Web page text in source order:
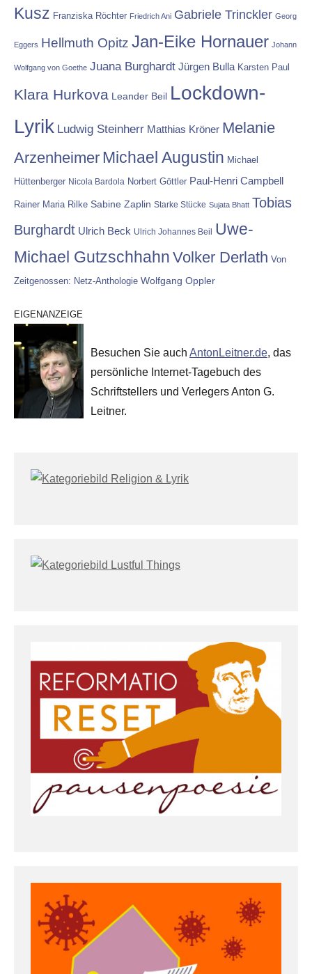
Kusz Franziska Röchter Friedrich Ani Gabriele Trinckler Georg
Eggers Hellmuth Opitz Jan-Eike Hornauer Johann
Wolfgang von Goethe Juana Burghardt Jürgen Bulla Karsten Paul
Klara Hurkova Leander Beil Lockdown-
Lyrik Ludwig Steinherr Matthias Kröner Melanie
Arzenheimer Michael Augustin Michael
Hüttenberger Nicola Bardola Norbert Göttler Paul-Henri Campbell
Rainer Maria Rilke Sabine Zaplin Starke Stücke Sujata Bhatt Tobias
Burghardt Ulrich Beck Ulrich Johannes Beil
Uwe-
Michael Gutzschhahn Volker Derlath Von
Zeitgenossen: Netz-Anthologie Wolfgang Oppler
EIGENANZEIGE
Besuchen Sie auch AntonLeitner.de, das
persönliche Internet-Tagebuch des
Schriftstellers und Verlegers Anton G.
Leitner.